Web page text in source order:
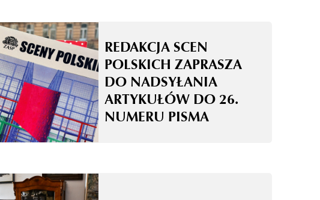
REDAKCJA SCEN
POLSKICH ZAPRASZA
DO NADSYŁANIA
ARTYKUŁÓW DO 26.
NUMERU PISMA